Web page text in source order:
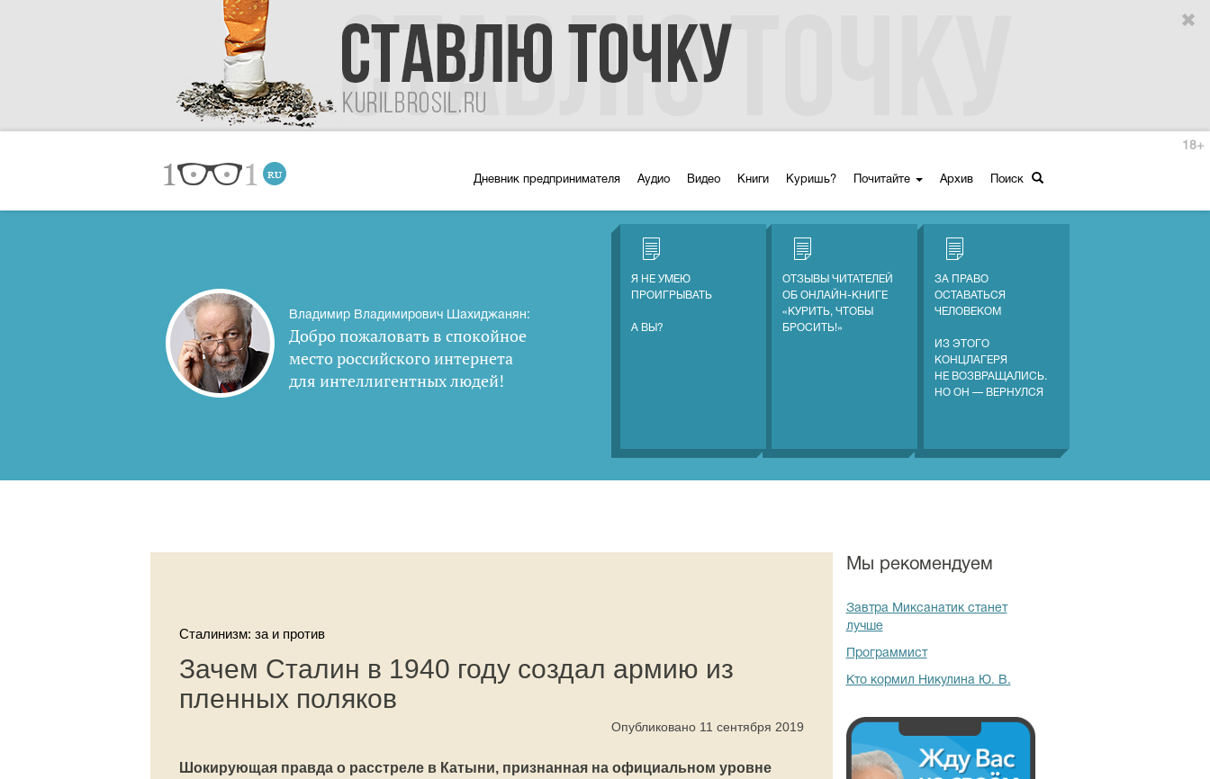
Дневник предпринимателя Аудио Видео Книги Куришь? Почитайте Архив Поиск
18+
Владимир Владимирович Шахиджанян:
Добро пожаловать в спокойное
место российского интернета
для интеллигентных людей!
Я НЕ УМЕЮ
ПРОИГРЫВАТЬ
А ВЫ?
ОТЗЫВЫ ЧИТАТЕЛЕЙ
ОБ ОНЛАЙН-КНИГЕ
«КУРИТЬ, ЧТОБЫ
БРОСИТЬ!»
ЗА ПРАВО
ОСТАВАТЬСЯ
ЧЕЛОВЕКОМ
ИЗ ЭТОГО
КОНЦЛАГЕРЯ
НЕ ВОЗВРАЩАЛИСЬ.
НО ОН — ВЕРНУЛСЯ
Сталинизм: за и против
Зачем Сталин в 1940 году создал армию из
пленных поляков
Опубликовано 11 сентября 2019
Шокирующая правда о расстреле в Катыни, признанная на официальном уровне
Мы рекомендуем
Завтра Миксанатик станет
лучше
Программист
Кто кормил Никулина Ю. В.